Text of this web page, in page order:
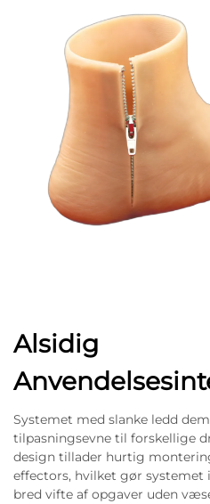
Alsidig
Systemet med slanke ledd
tilpasningsevne til forskellige
design tillader hurtig
effectors, hvilket gør systemet
bred vifte af opgaver uden